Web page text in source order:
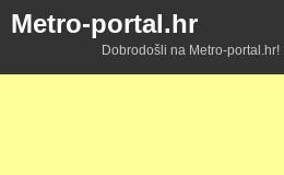
Metro-portal.hr
Dobrodošli na Metro-portal.hr!